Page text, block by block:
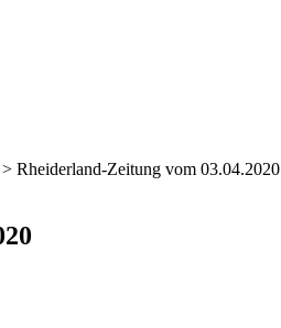
> Rheiderland-Zeitung vom 03.04.2020